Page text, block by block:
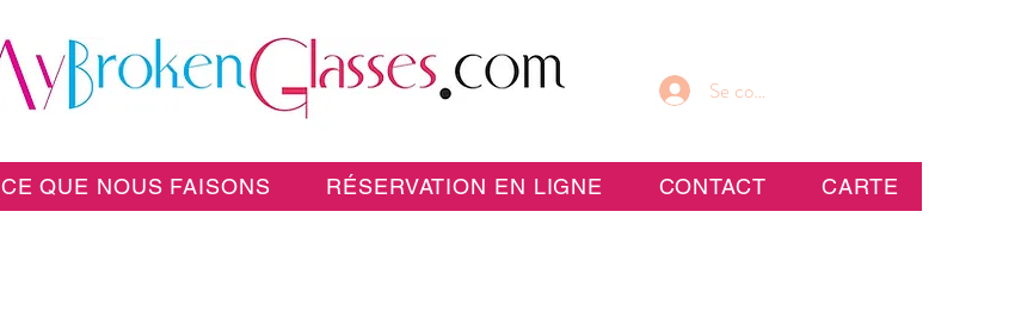
CE QUE NOUS FAISONS RÉSERVATION EN LIGNE CONTACT CARTE
Se connecter